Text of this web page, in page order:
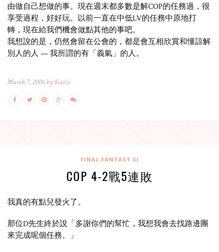
由做自己想做的事。現在週末都多數是解COP的任務過，很
享受過程，好好玩。以前一直在中低LV的任務中原地打
轉，現在給我們機會做點其他的事吧。
我想說的是，仍然會留在公會的，都是會互相欣賞和懂諒解
別人的人 — 我所謂的有「義氣」的人。
March 7, 2006 byKarla
FINAL FANTASY XI
COP 4-2戰5連敗
我真的有點兒發火了。
那位D先生終於說「多謝你們的幫忙，我想我會去找路邊團
來完成呢個任務。」